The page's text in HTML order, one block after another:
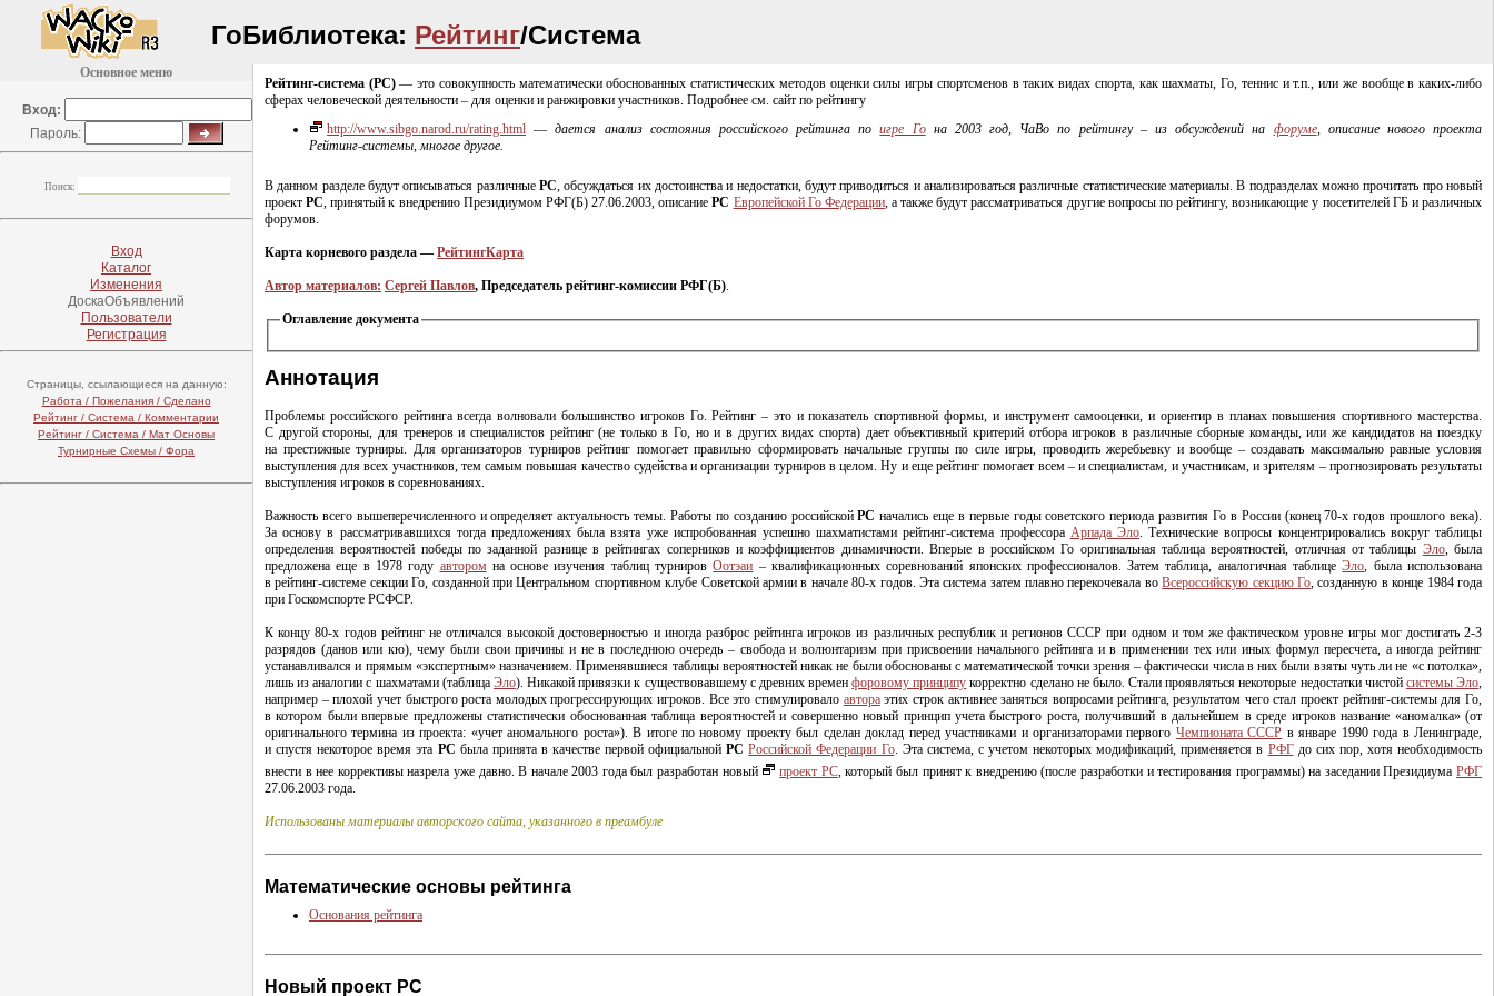
ГоБиблиотека: Рейтинг/Система
Основное меню
Вход:
Пароль:
Поиск:
Вход
Каталог
Изменения
ДоскаОбъявлений
Пользователи
Регистрация
Страницы, ссылающиеся на данную:
Работа / Пожелания / Сделано
Рейтинг / Система / Комментарии
Рейтинг / Система / Мат Основы
Турнирные Схемы / Фора
Рейтинг-система (РС)— это совокупность математически обоснованных статистических методов оценки силы игры спортсменов в таких видах спорта, как шахматы, Го, теннис и т.п., или же вообще вкаких-либо
сферах человеческой деятельности – для оценки и ранжировки участников. Подробнее см. сайт по рейтингу
http://www.sibgo.narod.ru/rating.html —дается анализ состояния российского рейтинга поигре Гона 2003 год, ЧаВо по рейтингу – из обсуждений на форуме, описание нового проекта
Рейтинг-системы, многое другое.
В данном разделе будут описываться различные РС, обсуждаться их достоинства и недостатки, будут приводиться и анализироваться различные статистические материалы. В подразделах можно прочитать про новый
проектРС, принятый к внедрению Президиумом РФГ(Б) 27.06.2003, описаниеРС Европейской Го Федерации, а также будут рассматриваться другие вопросы по рейтингу, возникающие у посетителей ГБ и различных
форумов.
Карта корневого раздела — РейтингКарта
Автор материалов: Сергей Павлов, Председатель рейтинг-комиссии РФГ(Б).
Оглавление документа
Аннотация
Проблемы российского рейтинга всегда волновали большинство игроков Го. Рейтинг – это и показатель спортивной формы, и инструмент самооценки, и ориентир в планах повышения спортивного мастерства.
С другой стороны, для тренеров и специалистов рейтинг (не только в Го, но и в других видах спорта) дает объективный критерий отбора игроков в различные сборные команды, или же кандидатов на поездку
на престижные турниры. Для организаторов турниров рейтинг помогает правильно сформировать начальные группы по силе игры, проводить жеребьевку и вообще – создавать максимально равные условия
выступления для всех участников, тем самым повышая качество судейства и организации турниров в целом. Ну и еще рейтинг помогает всем – и специалистам, и участникам, и зрителям – прогнозировать результаты
выступления игроков в соревнованиях.
Важность всего вышеперечисленного и определяет актуальность темы. Работы по созданию российскойРС начались еще в первые годы советского периода развития Го в России (конец70-х годов прошлого века).
За основу в рассматривавшихся тогда предложениях была взята уже испробованная успешно шахматистамирейтинг-система профессора Арпада Эло. Технические вопросы концентрировались вокруг таблицы
определения вероятностей победы по заданной разнице в рейтингах соперников и коэффициентов динамичности. Вперые в российском Го оригинальная таблица вероятностей, отличная от таблицы Эло, была
предложена еще в 1978 году авторомна основе изучения таблиц турнировОотэаи – квалификационных соревнований японских профессионалов. Затем таблица, аналогичная таблицеЭло, была использована
врейтинг-системе секции Го, созданной при Центральном спортивном клубе Советской армии в начале80-х годов. Эта система затем плавно перекочевала воВсероссийскую секцию Го, созданную в конце 1984 года
при Госкомспорте РСФСР.
К концу80-х годов рейтинг не отличался высокой достоверностью и иногда разброс рейтинга игроков из различных республик и регионов СССР при одном и том же фактическом уровне игры мог достигать2-3
разрядов (данов или кю), чему были свои причины и не в последнюю очередь – свобода и волюнтаризм при присвоении начального рейтинга и в применении тех или иных формул пересчета, а иногда рейтинг
устанавливался и прямым «экспертным» назначением. Применявшиеся таблицы вероятностей никак не были обоснованы с математической точки зрения – фактически числа в них были взяты чуть ли не «с потолка»,
лишь из аналогии с шахматами (таблица Эло). Никакой привязки к существовавшему с древних временфоровому принципу корректно сделано не было. Стали проявляться некоторые недостатки чистой системы Эло,
например – плохой учет быстрого роста молодых прогрессирующих игроков. Все это стимулировало автораэтих строк активнее заняться вопросами рейтинга, результатом чего стал проект рейтинг-системыдля Го,
в котором были впервые предложены статистически обоснованная таблица вероятностей и совершенно новый принцип учета быстрого роста, получивший в дальнейшем в среде игроков название «аномалка» (от
оригинального термина из проекта: «учет аномального роста»). В итоге по новому проекту был сделан доклад перед участниками и организаторами первого Чемпионата СССР в январе 1990 года в Ленинграде,
и спустя некоторое время эта РС была принята в качестве первой официальнойРС Российской Федерации Го. Эта система, с учетом некоторых модификаций, применяется в РФГдо сих пор, хотя необходимость
внести в нее коррективы назрела уже давно. В начале 2003 года был разработан новый
проект РС, который был принят к внедрению (после разработки и тестирования программы) на заседании ПрезидиумаРФГ
27.06.2003 года.
Использованы материалы авторского сайта, указанного в преамбуле
Математические основы рейтинга
Основания рейтинга
Новый проект РС